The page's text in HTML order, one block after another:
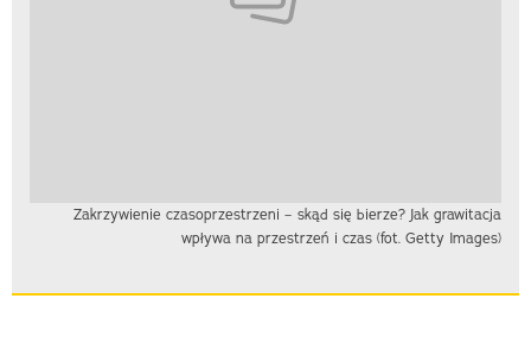
Zakrzywienie czasoprzestrzeni – skąd się bierze? Jak grawitacja
wpływa na przestrzeń i czas (fot. Getty Images)